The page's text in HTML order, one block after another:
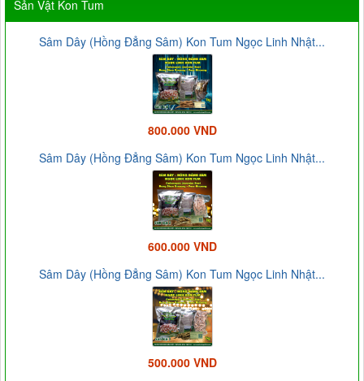
Sản Vật Kon Tum
Sâm Dây (Hồng Đẳng Sâm) Kon Tum Ngọc Linh Nhật...
800.000 VND
Sâm Dây (Hồng Đẳng Sâm) Kon Tum Ngọc Linh Nhật...
600.000 VND
Sâm Dây (Hồng Đẳng Sâm) Kon Tum Ngọc Linh Nhật...
500.000 VND